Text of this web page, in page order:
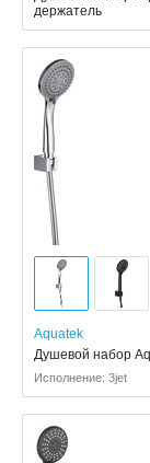
держатель
Aquatek
Душевой набор
Исполнение: 3jet